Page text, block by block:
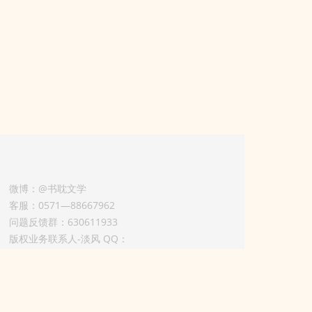
微博：@书耽文学
客服：0571—88667962
问题反馈群：630611933
版权业务联系人-淡风 QQ：